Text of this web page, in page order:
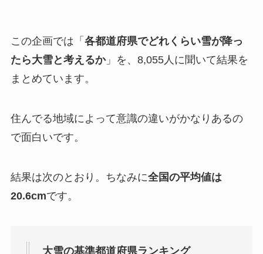
この企画では「 各都道府県でどれくらい雪が降っ
たら大雪と考えるか」を、8,055人に聞いて結果を
まとめています。
住んでる地域によって意識の違いがかなりあるの
で面白いです。
結果は次のとおり。ちなみに全国の平均値は
20.6cmです。
大雪の基準都道府県ランキング